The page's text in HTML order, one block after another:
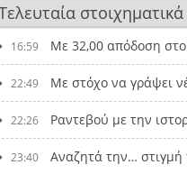
16:59 Με 32,00 απόδοση στο
22:49 Με στόχο να γράψει
22:26 Ραντεβού με την
23:40 Αναζητά την… στιγμή